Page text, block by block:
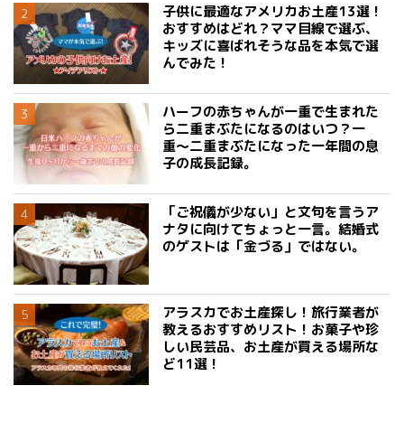
子供に最適なアメリカお土産13選！
おすすめはどれ？ママ目線で選ぶ、
キッズに喜ばれそうな品を本気で選
んでみた！
ハーフの赤ちゃんが一重で生まれた
ら二重まぶたになるのはいつ？一
重〜二重まぶたになった一年間の息
子の成長記録。
「ご祝儀が少ない」と文句を言うア
ナタに向けてちょっと一言。結婚式
のゲストは「金づる」ではない。
アラスカでお土産探し！旅行業者が
教えるおすすめリスト！お菓子や珍
しい民芸品、お土産が買える場所な
ど11選！